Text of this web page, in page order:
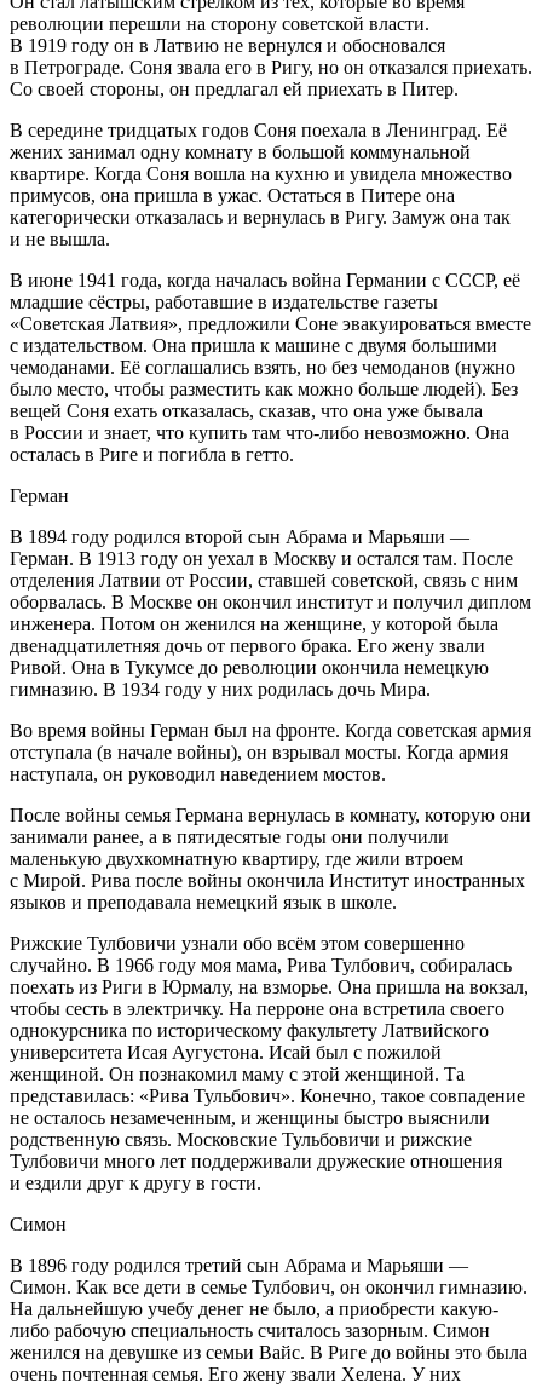
революции перешли на сторону советской власти.
В 1919 году он в Латвию не вернулся и обосновался
в Петрограде. Соня звала его в Ригу, но он отказался приехать.
Со своей стороны, он предлагал ей приехать в Питер.
В середине тридцатых годов Соня поехала в Ленинград. Её
жених занимал одну комнату в большой коммунальной
квартире. Когда Соня вошла на кухню и увидела множество
примусов, она пришла в ужас. Остаться в Питере она
категорически отказалась и вернулась в Ригу. Замуж она так
и не вышла.
В июне 1941 года, когда началась война Германии с СССР, её
младшие сёстры, работавшие в издательстве газеты
«Советская Латвия», предложили Соне эвакуироваться вместе
с издательством. Она пришла к машине с двумя большими
чемоданами. Её соглашались взять, но без чемоданов (нужно
было место, чтобы разместить как можно больше людей). Без
вещей Соня ехать отказалась, сказав, что она уже бывала
в России и знает, что купить там что-либо невозможно. Она
осталась в Риге и погибла в гетто.
Герман
В 1894 году родился второй сын Абрама и Марьяши —
Герман. В 1913 году он уехал в Москву и остался там. После
отделения Латвии от России, ставшей советской, связь с ним
оборвалась. В Москве он окончил институт и получил диплом
инженера. Потом он женился на женщине, у которой была
двенадцатилетняя дочь от первого брака. Его жену звали
Ривой. Она в Тукумсе до революции окончила немецкую
гимназию. В 1934 году у них родилась дочь Мира.
Во время войны Герман был на фронте. Когда советская армия
отступала (в начале войны), он взрывал мосты. Когда армия
наступала, он руководил наведением мостов.
После войны семья Германа вернулась в комнату, которую они
занимали ранее, а в пятидесятые годы они получили
маленькую двухкомнатную квартиру, где жили втроем
с Мирой. Рива после войны окончила Институт иностранных
языков и преподавала немецкий язык в школе.
Рижские Тулбовичи узнали обо всём этом совершенно
случайно. В 1966 году моя мама, Рива Тулбович, собиралась
поехать из Риги в Юрмалу, на взморье. Она пришла на вокзал,
чтобы сесть в электричку. На перроне она встретила своего
однокурсника по историческому факультету Латвийского
университета Исая Аугустона. Исай был с пожилой
женщиной. Он познакомил маму с этой женщиной. Та
представилась: «Рива Тульбович». Конечно, такое совпадение
не осталось незамеченным, и женщины быстро выяснили
родственную связь. Московские Тульбовичи и рижские
Тулбовичи много лет поддерживали дружеские отношения
и ездили друг к другу в гости.
Симон
В 1896 году родился третий сын Абрама и Марьяши —
Симон. Как все дети в семье Тулбович, он окончил гимназию.
На дальнейшую учебу денег не было, а приобрести какую-
либо рабочую специальность считалось зазорным. Симон
женился на девушке из семьи Вайс. В Риге до войны это была
очень почтенная семья. Его жену звали Хелена. У них